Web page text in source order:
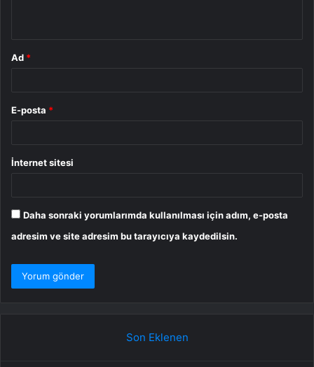
Ad *
E-posta *
İnternet sitesi
Daha sonraki yorumlarımda kullanılması için adım, e-posta
adresim ve site adresim bu tarayıcıya kaydedilsin.
Son Eklenen